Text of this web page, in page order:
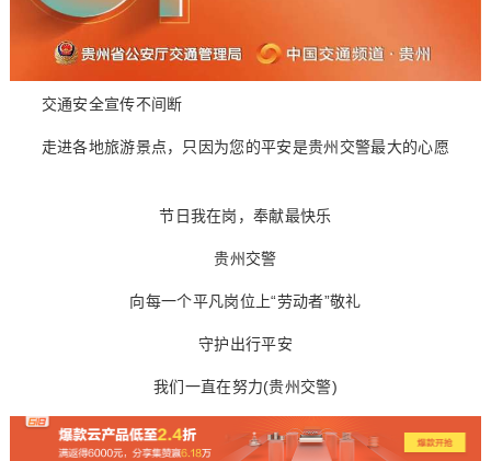
交通安全宣传不间断
走进各地旅游景点，只因为您的平安是贵州交警最大的心愿
节日我在岗，奉献最快乐
贵州交警
向每一个平凡岗位上“劳动者”敬礼
守护出行平安
我们一直在努力(贵州交警)